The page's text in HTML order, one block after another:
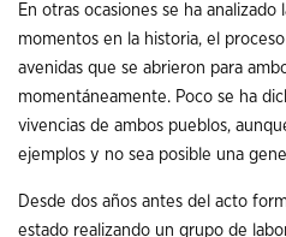
En otras ocasiones se ha
momentos en la historia, el
avenidas que se abrieron para
momentáneamente. Poco se ha
vivencias de ambos pueblos,
ejemplos y no sea posible una
Desde dos años antes del acto
estado realizando un grupo de